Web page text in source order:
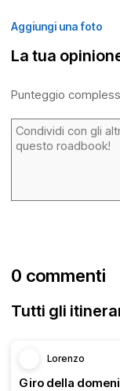
Aggiungi una foto
La tua
Punteggio
0 commenti
Tutti gli
Lorenzo